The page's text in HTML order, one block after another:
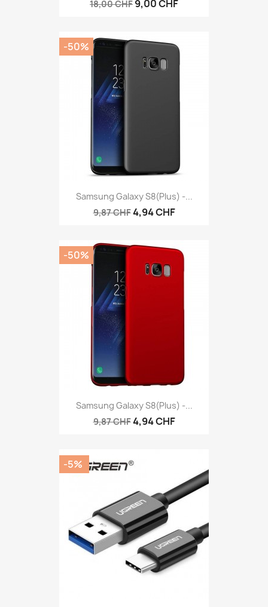
18,00 CHF 9,00 CHF
Samsung Galaxy S8(plus) -...
9,87 CHF4,94 CHF
-50%
Samsung Galaxy S8(plus) -...
9,87 CHF4,94 CHF
-50%
-5%